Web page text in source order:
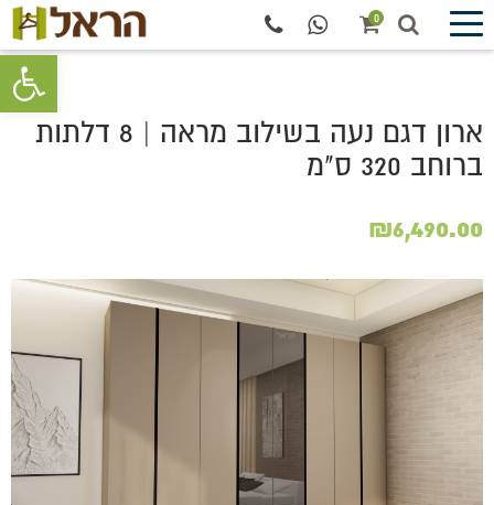
פתח
0
ארון דגם נעה בשילוב מראה | 8 דלתות
ברוחב 320 ס"מ
₪6,490.00